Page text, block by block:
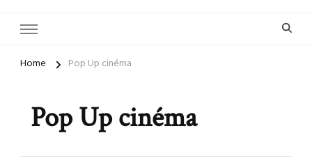
Home Pop Up cinéma
Pop Up cinéma